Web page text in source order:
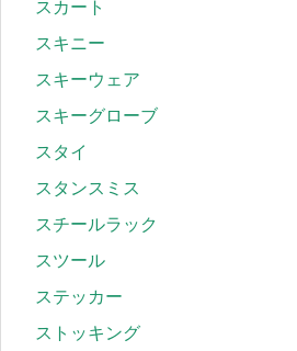
スカート
スキニー
スキーウェア
スキーグローブ
スタイ
スタンスミス
スチールラック
スツール
ステッカー
ストッキング